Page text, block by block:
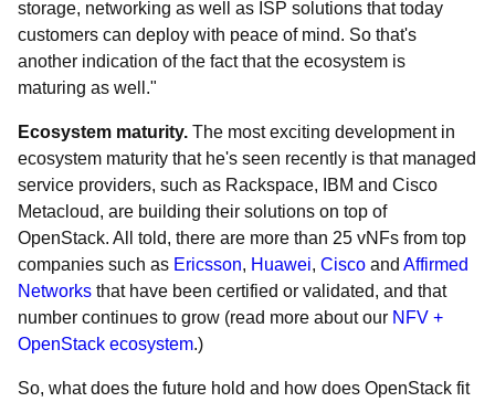
storage, networking as well as ISP solutions that today
customers can deploy with peace of mind. So that's
another indication of the fact that the ecosystem is
maturing as well."
Ecosystem maturity. The most exciting development in
ecosystem maturity that he's seen recently is that managed
service providers, such as Rackspace, IBM and Cisco
Metacloud, are building their solutions on top of
OpenStack. All told, there are more than 25 vNFs from top
companies such as Ericsson, Huawei, Cisco and Affirmed
Networks that have been certified or validated, and that
number continues to grow (read more about our NFV +
OpenStack ecosystem.)
So, what does the future hold and how does OpenStack fit